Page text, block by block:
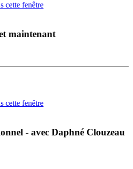
cette fenêtre
maintenant
cette fenêtre
- avec Daphné Clouzeau